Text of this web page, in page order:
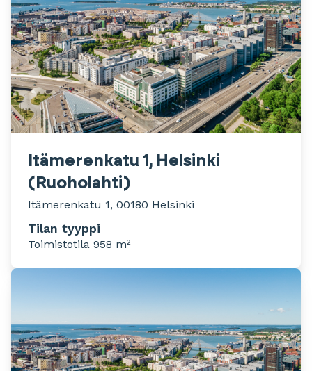
Itämerenkatu 1, Helsinki
(Ruoholahti)
Itämerenkatu 1, 00180 Helsinki
Tilan tyyppi
Toimistotila 958 m²